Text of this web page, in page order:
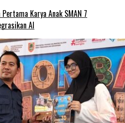
Karya Anak SMAN 7
AI